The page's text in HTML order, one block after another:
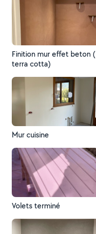
Finition mur effet beton (
terra cotta)
Mur cuisine
Volets terminé